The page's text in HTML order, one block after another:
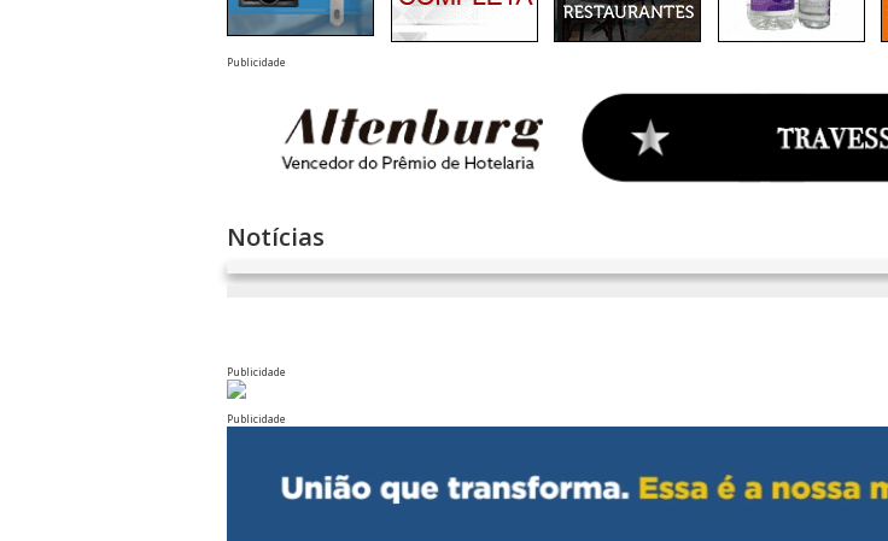
Publicidade
Notícias
Publicidade
Publicidade